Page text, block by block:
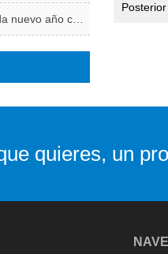
con nuestro equipo y cli
Posterior
quieres, un